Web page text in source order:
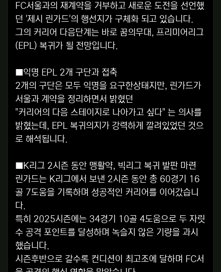
FC서울과의 재계약을 거부하고 새로운 도전을 선언했
던 '제시 린가드'의 행선지가 구체화 되고 있습니다.
그의 커리어 다음단계는 바로 꿈의무대, 프리미어리그
(EPL) 복귀가 될 전망입니다.
■익명 EPL 2개 구단과 접축
2개의 구단은 모두 익명을 요구한상태지만, 린가드가
서울과 계약을 정리하면서 밝혔던
"커리어의 다음 스테이지로 나아가고 싶다" 는 의사를
밝혔는데, EPL 복귀의지가 강력하게 깔려있었던 것으
로 해석됩니다.
■K리그 2시즌 동안 맹활약, 빅리그 복귀 발판 마련
린가드는 K리그에서 보낸 2시즌 동안 총 60경기 16
골 7도움을 기록하며 성공적인 커리어를 이어갔습니
다.
특히 2025시즌에는 34경기 10골 4도움으로 두 자릿
수 공격 포인트를 달성하며 녹슬지 않은 기량을 과시
했습니다.
시즌후반으로 갈수록 컨디션이 최고조에 달하며 FC서